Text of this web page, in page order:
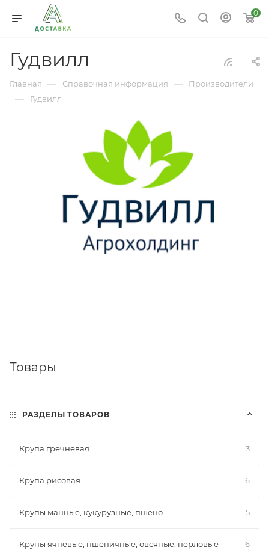
0
Гудвилл
Главная — Справочная информация — Производители
— Гудвилл
Товары
РАЗДЕЛЫ ТОВАРОВ
Крупа гречневая 3
Крупа рисовая 6
Крупы манные, кукурузные, пшено 5
Крупы ячневые, пшеничные, овсяные, перловые 6